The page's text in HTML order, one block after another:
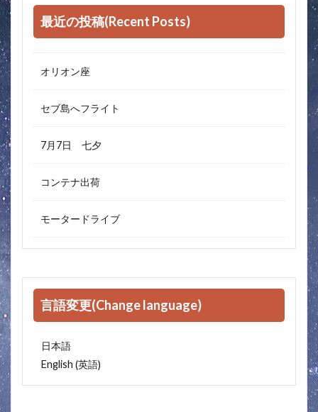
最近の投稿(Recent Posts)
オリオン座
セブ島へフライト
7月7日 七夕
コンテナ出荷
モータードライブ
言語変更(Change language)
日本語
English (英語)